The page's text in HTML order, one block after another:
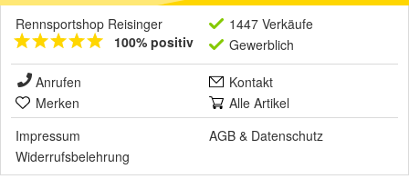
Rennsportshop Reisinger
100% positiv
1447 Verkäufe
Gewerblich
Anrufen
Kontakt
Merken
Alle Artikel
Impressum
AGB & Datenschutz
Widerrufsbelehrung